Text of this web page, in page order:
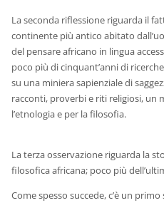
La seconda riflessione riguarda il
continente più antico abitato
del pensare africano in lingua
poco più di cinquant’anni di
su una miniera sapienziale di
racconti, proverbi e riti religiosi, un
l’etnologia e per la filosofia.
La terza osservazione riguarda la
filosofica africana; poco più
Come spesso succede, c’è un